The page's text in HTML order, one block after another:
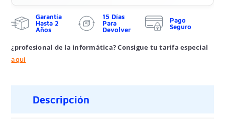
Garantía
Hasta 2
Años
15 Días
Para
Devolver
Pago
Seguro
¿profesional de la informática? Consigue tu tarifa especial
aquí
Descripción